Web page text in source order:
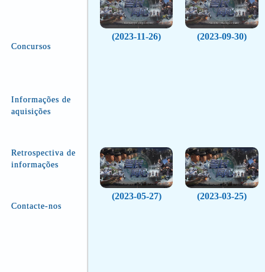
Concursos
Informações de
aquisições
Retrospectiva de
informações
Contacte-nos
(2023-11-26) (2023-09-30)
(2023-05-27) (2023-03-25)